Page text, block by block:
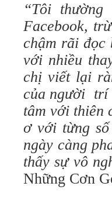
“Tôi
Facebook,
chậm rãi đọc
với nhiều
chị viết lại
của người trí
tâm với thiên
ơ với từng số
ngày càng
thấy sự vô
Những Cơn